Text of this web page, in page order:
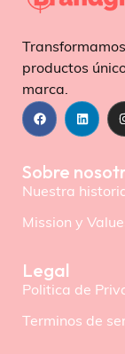
productos
marca.
Sobre
Nuestra
Mission y
Legal
Politica de
Terminos de